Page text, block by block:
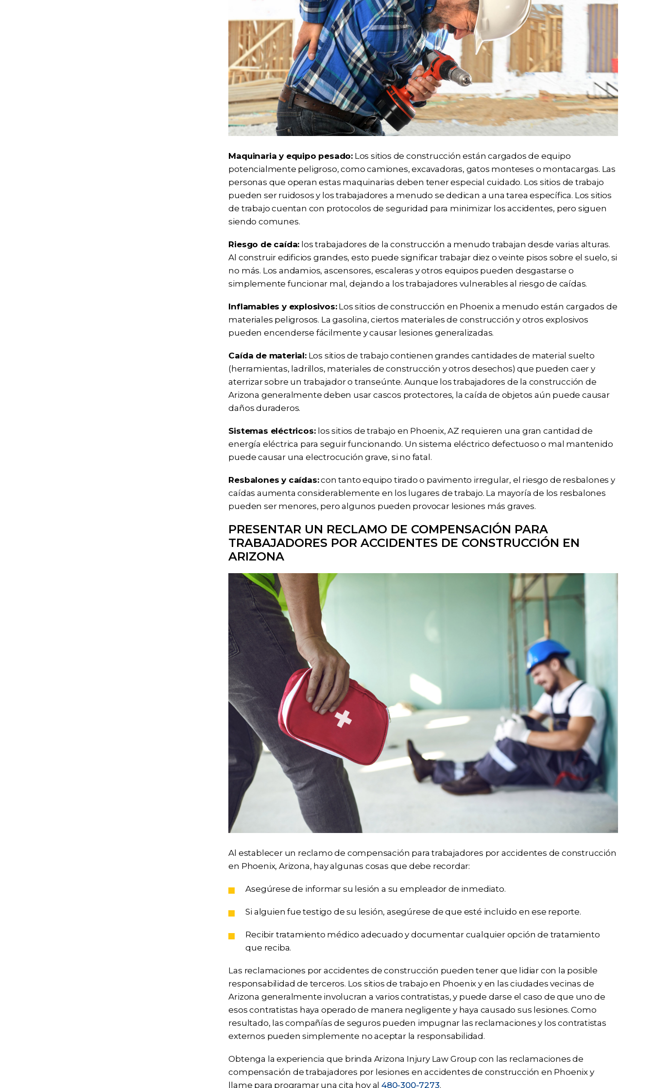
Maquinaria y equipo pesado: Los sitios de construcción están cargados de equipo
potencialmente peligroso, como camiones, excavadoras, gatos monteses o montacargas. Las
personas que operan estas maquinarias deben tener especial cuidado. Los sitios de trabajo
pueden ser ruidosos y los trabajadores a menudo se dedican a una tarea específica. Los sitios
de trabajo cuentan con protocolos de seguridad para minimizar los accidentes, pero siguen
siendo comunes.
Riesgo de caída: los trabajadores de la construcción a menudo trabajan desde varias alturas.
Al construir edificios grandes, esto puede significar trabajar diez o veinte pisos sobre el suelo, si
no más. Los andamios, ascensores, escaleras y otros equipos pueden desgastarse o
simplemente funcionar mal, dejando a los trabajadores vulnerables al riesgo de caídas.
Inflamables y explosivos:Los sitios de construcción en Phoenix a menudo están cargados de
materiales peligrosos. La gasolina, ciertos materiales de construcción y otros explosivos
pueden encenderse fácilmente y causar lesiones generalizadas.
Caída de material:Los sitios de trabajo contienen grandes cantidades de material suelto
(herramientas, ladrillos, materiales de construcción y otros desechos) que pueden caer y
aterrizar sobre un trabajador o transeúnte. Aunque los trabajadores de la construcción de
Arizona generalmente deben usar cascos protectores, la caída de objetos aún puede causar
daños duraderos.
Sistemas eléctricos: los sitios de trabajo en Phoenix, AZ requieren una gran cantidad de
energía eléctrica para seguir funcionando. Un sistema eléctrico defectuoso o mal mantenido
puede causar una electrocución grave, si no fatal.
Resbalones y caídas:con tanto equipo tirado o pavimento irregular, el riesgo de resbalones y
caídas aumenta considerablemente en los lugares de trabajo. La mayoría de los resbalones
pueden ser menores, pero algunos pueden provocar lesiones más graves.
PRESENTAR UN RECLAMO DE COMPENSACIÓN PARA
TRABAJADORES POR ACCIDENTES DE CONSTRUCCIÓN EN
ARIZONA
Al establecer un reclamo de compensación para trabajadores por accidentes de construcción
en Phoenix, Arizona, hay algunas cosas que debe recordar:
Asegúrese de informar su lesión a su empleador de inmediato.
Si alguien fue testigo de su lesión, asegúrese de que esté incluido en ese reporte.
Recibir tratamiento médico adecuado y documentar cualquier opción de tratamiento
que reciba.
Las reclamaciones por accidentes de construcción pueden tener que lidiar con la posible
responsabilidad de terceros. Los sitios de trabajo en Phoenix y en las ciudades vecinas de
Arizona generalmente involucran a varios contratistas, y puede darse el caso de que uno de
esos contratistas haya operado de manera negligente y haya causado sus lesiones. Como
resultado, las compañías de seguros pueden impugnar las reclamaciones y los contratistas
externos pueden simplemente no aceptar la responsabilidad.
Obtenga la experiencia que brinda Arizona Injury Law Group con las reclamaciones de
compensación de trabajadores por lesiones en accidentes de construcción en Phoenix y
llame para programar una cita hoy al480-300-7273.